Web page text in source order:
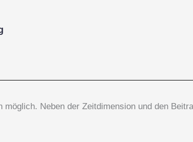
Neben der Zeitdimension und den